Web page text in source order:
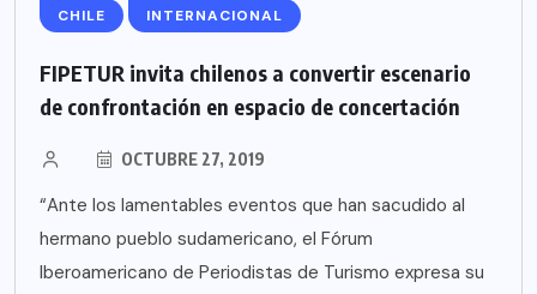
CHILE INTERNACIONAL
FIPETUR invita chilenos a convertir escenario
de confrontación en espacio de concertación
OCTUBRE 27, 2019
“Ante los lamentables eventos que han sacudido al
hermano pueblo sudamericano, el Fórum
Iberoamericano de Periodistas de Turismo expresa su